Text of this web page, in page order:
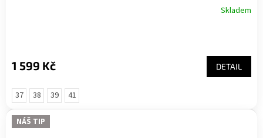
Skladem
1 599 Kč DETAIL
37 38 39 41
NÁŠ TIP